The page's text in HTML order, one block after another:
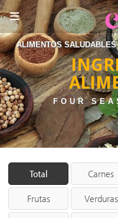
ALIMENTOS
FOUR
Total Carnes
Frutas Verduras
Sketchbook5, 스케치북5